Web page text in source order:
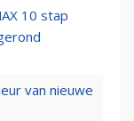
10 stap
van nieuwe